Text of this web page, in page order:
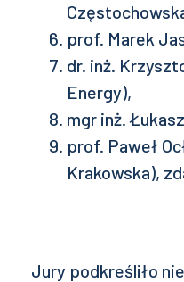
prof. Marek
dr. inż.
Energy),
mgr inż.
prof. Paweł
Krakowska),
Jury podkreśliło